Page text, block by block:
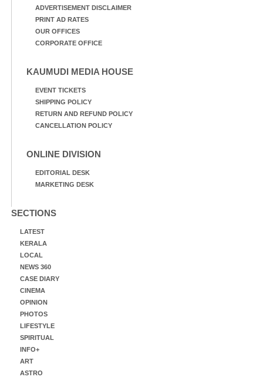
ADVERTISEMENT DISCLAIMER
PRINT AD RATES
OUR OFFICES
CORPORATE OFFICE
KAUMUDI MEDIA HOUSE
EVENT TICKETS
SHIPPING POLICY
RETURN AND REFUND POLICY
CANCELLATION POLICY
ONLINE DIVISION
EDITORIAL DESK
MARKETING DESK
SECTIONS
LATEST
KERALA
LOCAL
NEWS 360
CASE DIARY
CINEMA
OPINION
PHOTOS
LIFESTYLE
SPIRITUAL
INFO+
ART
ASTRO